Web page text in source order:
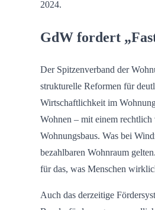
2024.
GdW fordert
Der Spitzenverband der
strukturelle Reformen für
Wirtschaftlichkeit im
Wohnen – mit einem
Wohnungsbaus. Was bei
bezahlbaren Wohnraum
für das, was Menschen
Auch das derzeitige